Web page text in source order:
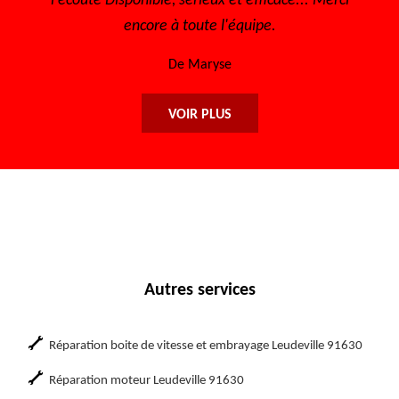
encore à toute l'équipe.
De Maryse
VOIR PLUS
Autres services
Réparation boite de vitesse et embrayage Leudeville 91630
Réparation moteur Leudeville 91630